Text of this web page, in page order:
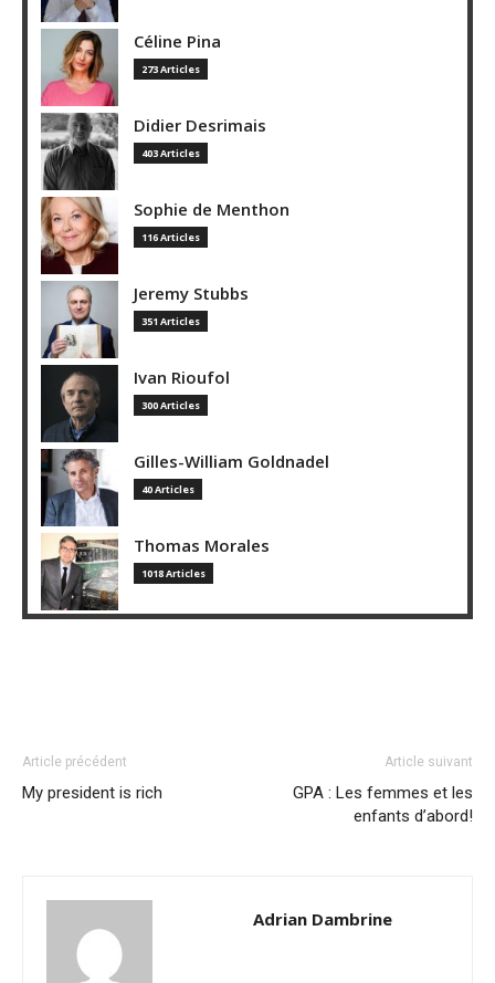
Céline Pina
273 Articles
Didier Desrimais
403 Articles
Sophie de Menthon
116 Articles
Jeremy Stubbs
351 Articles
Ivan Rioufol
300 Articles
Gilles-William Goldnadel
40 Articles
Thomas Morales
1018 Articles
Article précédent
My president is rich
Article suivant
GPA : Les femmes et les
enfants d’abord!
Adrian Dambrine